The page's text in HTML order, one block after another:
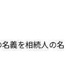
義を相続人の名